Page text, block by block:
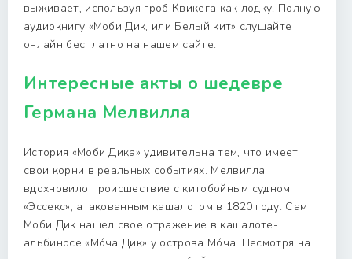
выживает, используя гроб Квикега как лодку. Полную
аудиокнигу «Моби Дик, или Белый кит» слушайте
онлайн бесплатно на нашем сайте.
Интересные акты о шедевре
Германа Мелвилла
История «Моби Дика» удивительна тем, что имеет
свои корни в реальных событиях. Мелвилла
вдохновило происшествие с китобойным судном
«Эссекс», атакованным кашалотом в 1820 году. Сам
Моби Дик нашел свое отражение в кашалоте-
альбиносе «Мо́ча Дик» у острова Мо́ча. Несмотря на